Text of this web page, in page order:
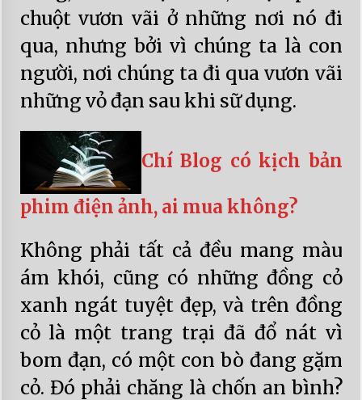
chuột vươn vãi ở những nơi nó đi
qua, nhưng bởi vì chúng ta là con
người, nơi chúng ta đi qua vươn vãi
những vỏ đạn sau khi sữ dụng.
Chí Blog có kịch bản
phim điện ảnh, ai mua không?
Không phải tất cả đều mang màu
ám khói, cũng có những đồng cỏ
xanh ngát tuyệt đẹp, và trên đồng
cỏ là một trang trại đã đổ nát vì
bom đạn, có một con bò đang gặm
cỏ. Đó phải chăng là chốn an bình?